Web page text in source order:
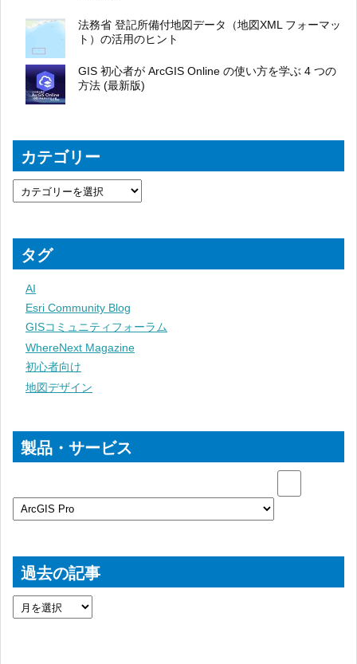
法務省 登記所備付地図データ（地図XML フォーマッ
ト）の活用のヒント
GIS 初心者が ArcGIS Online の使い方を学ぶ 4 つの
方法 (最新版)
カテゴリー
タグ
AI
Esri Community Blog
GISコミュニティフォーラム
WhereNext Magazine
初心者向け
地図デザイン
製品・サービス
過去の記事